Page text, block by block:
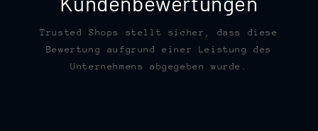
Trusted Shops stellt sicher, dass diese
Bewertung aufgrund einer Leistung des
Unternehmens abgegeben wurde.